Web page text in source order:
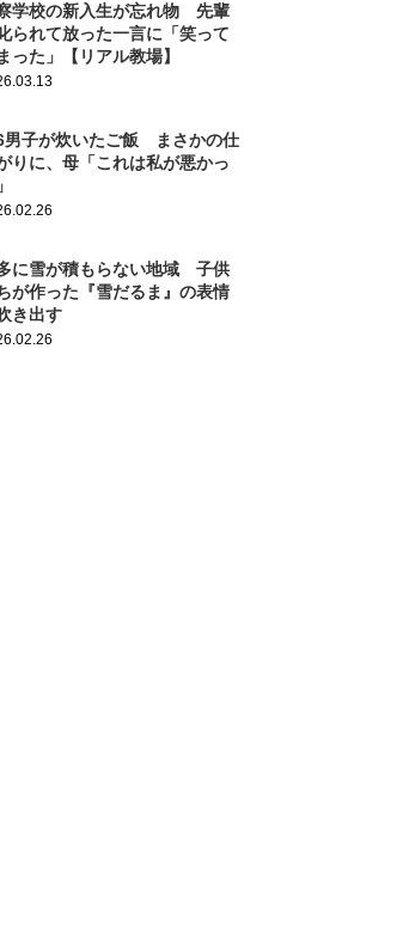
学校の新入生が忘れ物 先輩
られて放った一言に「笑って
った」【リアル教場】
男子が炊いたご飯 まさかの仕
がりに、母「これは私が悪かっ
に雪が積もらない地域 子供
が作った『雪だるま』の表情
き出す